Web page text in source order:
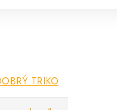
TRIKO